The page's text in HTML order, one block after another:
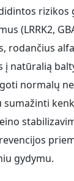
rizikos
(LRRK2,
rodančius
į natūralią
normalų
gydymu.